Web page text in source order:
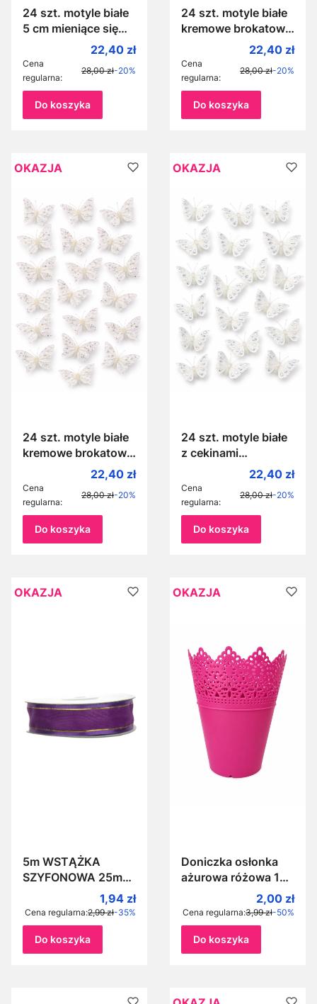
24 szt. motyle białe
5 cm mieniące się
brokatowe ze
srebrnym konfetti na
klamerce przypinane
dekoracyjne motylki
Cena promocyjna
22,40 zł
Cena
regularna:
28,00 zł-20%
Do koszyka
24 szt. motyle białe
kremowe brokatowe
5 cm na klamerce
przypinane
dekoracyjne motylki
z koralikami
Cena
22,40 zł
Cena
regularna:
28,00 zł-20%
Do koszyka
OKAZJA
24 szt. motyle białe
kremowe brokatowe
z cekinami 5 cm na
klamerce
dekoracyjne motylki
z koralikami M670
Cena promocyjna
22,40 zł
Cena
regularna:
28,00 zł-20%
Do koszyka
OKAZJA
24 szt. motyle białe
z cekinami
brokatowe 5 cm na
klamerce przypince
białe dekoracyjne
M308
Cena
22,40 zł
Cena
regularna:
28,00 zł-20%
Do koszyka
OKAZJA
5m WSTĄŻKA
SZYFONOWA 25mm
FIOLET BISKUPI ze
złotym brzegiem
ozdobna,
dekoracyjna
Cena promocyjna
1,94 zł
Cena regularna:2,99 zł-35%
Do koszyka
OKAZJA
Doniczka osłonka
ażurowa różowa 14
cm — do kwiatów i
stroików
Cena
2,00 zł
Cena regularna:3,99 zł-50%
Do koszyka